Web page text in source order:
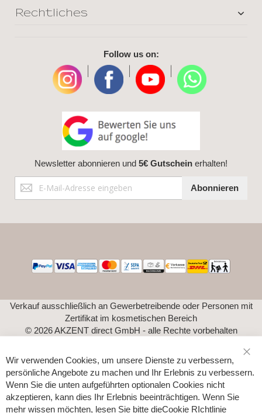
Rechtliches
Follow us on:
Newsletter abonnieren und 5€ Gutschein erhalten!
Anmeldung
zum
Abonnieren
Verkauf ausschließlich an Gewerbetreibende oder Personen mit
Zertifikat im kosmetischen Bereich
© 2026 AKZENT direct GmbH - alle Rechte vorbehalten
Wir verwenden Cookies, um unsere Dienste zu verbessern,
persönliche Angebote zu machen und Ihr Erlebnis zu verbessern.
Wenn Sie die unten aufgeführten optionalen Cookies nicht
akzeptieren, kann dies Ihr Erlebnis beeinträchtigen. Wenn Sie
mehr wissen möchten, lesen Sie bitte dieCookie RIchtlinie